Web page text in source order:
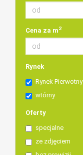
Cena za m2
Rynek
Rynek Pierwotny
wtórny
Oferty
specjalne
ze zdjęciem